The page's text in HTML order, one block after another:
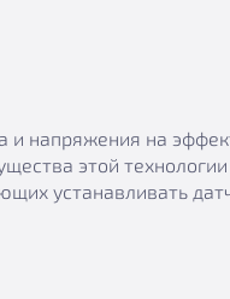
и напряжения на
этой
устанавливать